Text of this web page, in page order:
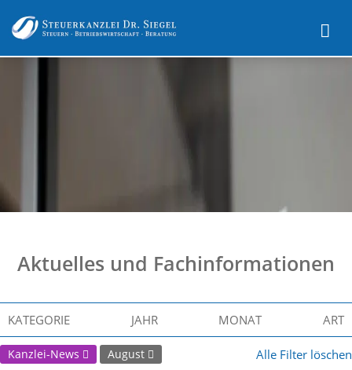
Aktuelles und Fachinformationen
KATEGORIE JAHR MONAT ART
Kanzlei-News August Alle Filter löschen